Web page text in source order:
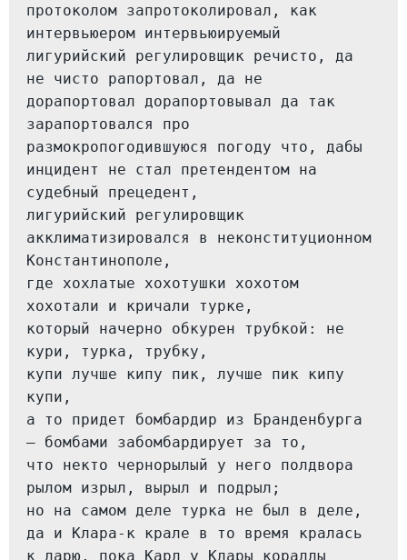
протоколом запротоколировал, как
интервьюером интервьюируемый
лигурийский регулировщик речисто, да
не чисто рапортовал, да не
дорапортовал дорапортовывал да так
зарапортовался про
размокропогодившуюся погоду что, дабы
инцидент не стал претендентом на
судебный прецедент,
лигурийский регулировщик
акклиматизировался в неконституционном
Константинополе,
где хохлатые хохотушки хохотом
хохотали и кричали турке,
который начерно обкурен трубкой: не
кури, турка, трубку,
купи лучше кипу пик, лучше пик кипу
купи,
а то придет бомбардир из Бранденбурга
— бомбами забомбардирует за то,
что некто чернорылый у него полдвора
рылом изрыл, вырыл и подрыл;
но на самом деле турка не был в деле,
да и Клара-к крале в то время кралась
к ларю, пока Карл у Клары кораллы